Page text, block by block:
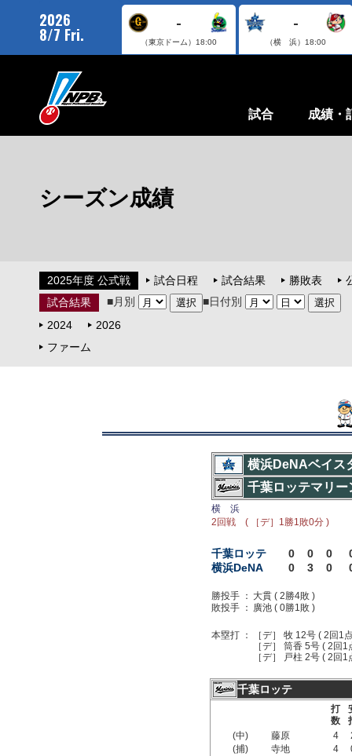
2026
8/7 Fri.
-
（東京ドーム） 18:00
-
（横 浜） 18:00
試合 成績・
シーズン成績
2025年度 公式戦 試合日程 試合結果 勝敗表
試合結果
■月別
■日付別
2024
2026
ファーム
横浜DeNAベイス
千葉ロッテマリー
横 浜
2回戦 ( ［デ］1勝1敗0分 )
千葉ロッテ 0 0 0
横浜DeNA
0 3 0
勝投手 ： 大貫 ( 2勝4敗 )
敗投手 ： 廣池 ( 0勝1敗 )
本塁打 ：
［デ］ 牧 12号 ( 2回1
［デ］ 筒香 5号 ( 2回1
［デ］ 戸柱 2号 ( 2回1
千葉ロッテ
打
数
(中)
藤原 4
(捕)
寺地 4